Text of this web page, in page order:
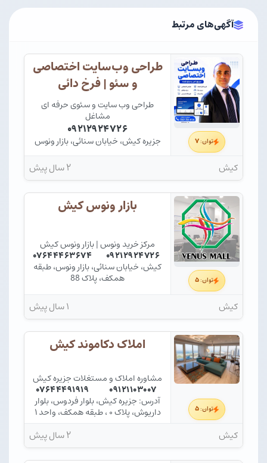
آگهی‌های مرتبط
توان:۷
طراحی وب‌سایت اختصاصی
و سئو | فرخ دائی
طراحی وب سایت و سئوی حرفه ای
مشاغل
۰۹۲۱۲۹۲۴۷۲۶
جزیره کیش، خیابان سنائی، بازار ونوس
کیش ۲ سال پیش
توان:۵
بازار ونوس کیش
مرکز خرید ونوس | بازار ونوس کیش
۰۹۲۱۲۹۲۴۷۲۶ ۰۷۶۴۴۴۶۳۶۷۴
کیش، خیابان سنائی، بازار ونوس، طبقه
همکف، پلاک 88
کیش ۱ سال پیش
توان:۵
املاک دکاموند کیش
مشاوره املاک و مستغلات جزیره کیش
۰۹۱۲۱۱۰۳۰۰۷ ۰۷۶۴۴۴۹۱۹۱۹
آدرس: جزیره کیش، بلوار فردوس، بلوار
داریوش، پلاک ۰ ، طبقه همکف، واحد ۱
کیش ۲ سال پیش